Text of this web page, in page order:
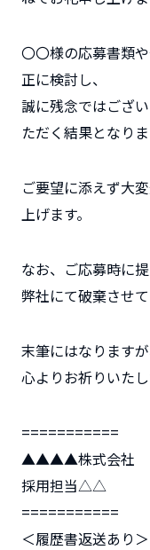
〇〇様の応募書類
正に検討し、
誠に残念ではござ
ただく結果となりま
ご要望に添えず大
上げます。
なお、ご応募時に
弊社にて破棄させて
末筆にはなります
心よりお祈りいたし
===========
▲▲▲▲株式会社
採用担当△△
===========
＜履歴書返送あり＞